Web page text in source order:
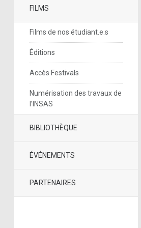
FILMS
Films de nos étudiant.e.s
Éditions
Accès Festivals
Numérisation des travaux de
l’INSAS
BIBLIOTHÈQUE
ÉVÉNEMENTS
PARTENAIRES